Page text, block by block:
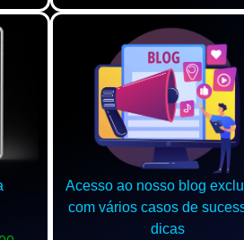
Acesso ao nosso blog
com vários casos de
dicas